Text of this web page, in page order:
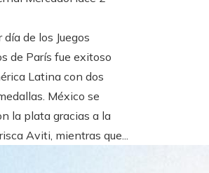
día de los Juegos
de París fue exitoso
Latina con dos
México se
la plata gracias a la
Aviti, mientras que...